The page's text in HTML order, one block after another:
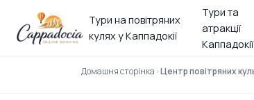
Тури на повітряних
кулях у Каппадокії
Тури та
атракції
Каппадокії
Домашня сторінка Центр повітряних